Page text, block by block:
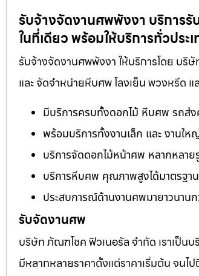
รับจ้างจัดงานศพพังงา บริการ
ในที่เดียว พร้อมให้บริการทั่วประ
รับจ้างจัดงานศพพังงา ให้บริการโดย บริ
และ จัดจำหน่ายหีบศพ โลงเย็น พวงหรีด
มีบริการครบทั้งดอกไม้ หีบศพ รถส่
พร้อมบริการทั้งงานเล็ก และ งานให
บริการจัดดอกไม้หน้าศพ หลากหลา
บริการหีบศพ คุณภาพสูงได้มาตรฐาน
ประสบการณ์ด้านงานศพมายาวนาน
รับจัดงานศพ
บริษัท ภัณฑโชค ฟิวเนอรัล จำกัด เราเป็น
มีหลากหลายราคาตั้งแต่ราคาเริ่มต้น จนไ